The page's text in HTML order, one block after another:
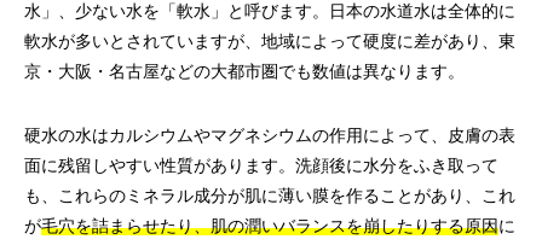
水」、少ない水を「軟水」と呼びます。日本の水道水は全体的に
軟水が多いとされていますが、地域によって硬度に差があり、東
京・大阪・名古屋などの大都市圏でも数値は異なります。
硬水の水はカルシウムやマグネシウムの作用によって、皮膚の表
面に残留しやすい性質があります。洗顔後に水分をふき取って
も、これらのミネラル成分が肌に薄い膜を作ることがあり、これ
が毛穴を詰まらせたり、肌の潤いバランスを崩したりする原因に